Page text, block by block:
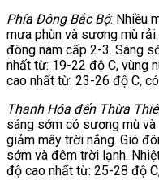
Phía Đông Bắc Bộ: Nhiều
mưa phùn và sương mù
đông nam cấp 2-3. Sáng
nhất từ: 19-22 độ C, vùng
cao nhất từ: 23-26 độ C,
Thanh Hóa đến Thừa
sáng sớm có sương mù
giảm mây trời nắng. Gió
sớm và đêm trời lạnh.
độ cao nhất từ: 25-28 độ